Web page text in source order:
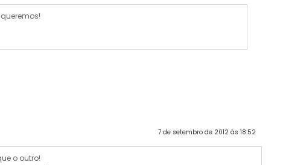
7 de setembro de 2012 às 18:52
o outro!